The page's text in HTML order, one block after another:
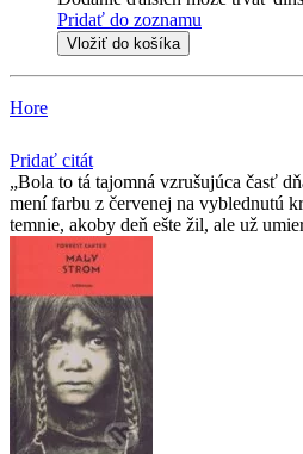
Pridať do zoznamu
Vložiť do košíka
Hore
Pridať citát
Bola to tá tajomná vzrušujúca časť
mení farbu z červenej na vyblednutú
temnie, akoby deň ešte žil, ale už